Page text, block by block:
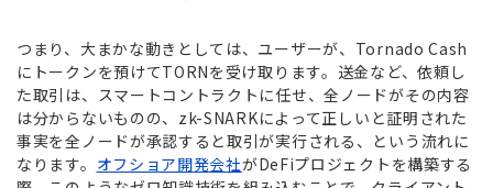
つまり、大まかな動きとしては、ユーザーが、Tornado Cash
にトークンを預けてTORNを受け取ります。送金など、依頼し
た取引は、スマートコントラクトに任せ、全ノードがその内容
は分からないものの、zk-SNARKによって正しいと証明された
事実を全ノードが承認すると取引が実行される、という流れに
なります。 オフショア開発会社がDeFiプロジェクトを構築する